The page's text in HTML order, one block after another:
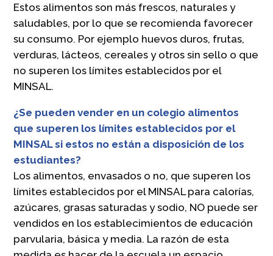
Estos alimentos son más frescos, naturales y
saludables, por lo que se recomienda favorecer
su consumo. Por ejemplo huevos duros, frutas,
verduras, lácteos, cereales y otros sin sello o que
no superen los límites establecidos por el
MINSAL.
¿Se pueden vender en un colegio alimentos
que superen los límites establecidos por el
MINSAL si estos no están a disposición de los
estudiantes?
Los alimentos, envasados o no, que superen los
límites establecidos por el MINSAL para calorías,
azúcares, grasas saturadas y sodio, NO puede ser
vendidos en los establecimientos de educación
parvularia, básica y media. La razón de esta